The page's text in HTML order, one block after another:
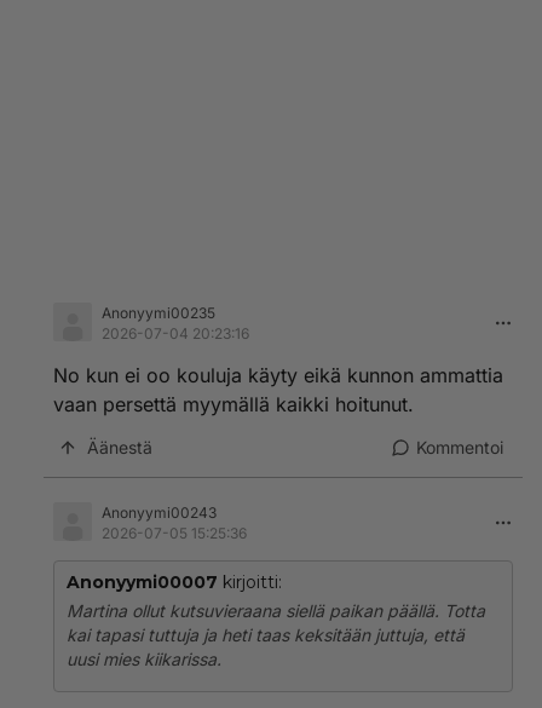
Anonyymi00235
2026-07-04 20:23:16
No kun ei oo kouluja käyty eikä kunnon ammattia
vaan persettä myymällä kaikki hoitunut.
Äänestä Kommentoi
Anonyymi00243
2026-07-05 15:25:36
Anonyymi00007 kirjoitti:
Martina ollut kutsuvieraana siellä paikan päällä. Totta
kai tapasi tuttuja ja heti taas keksitään juttuja, että
uusi mies kiikarissa.